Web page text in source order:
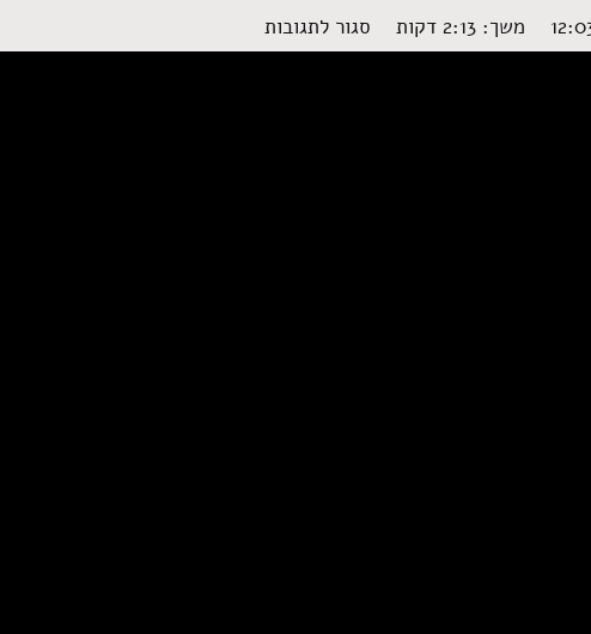
משך: ‏2:13 דקות סגור לתגובותעל
כוח